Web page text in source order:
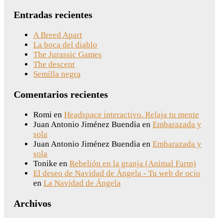
Entradas recientes
A Breed Apart
La boca del diablo
The Jurassic Games
The descent
Semilla negra
Comentarios recientes
Romi en Headspace interactivo. Relaja tu mente
Juan Antonio Jiménez Buendia en Embarazada y
sola
Juan Antonio Jiménez Buendia en Embarazada y
sola
Tonike en Rebelión en la granja (Animal Farm)
El deseo de Navidad de Ángela - Tu web de ocio
en La Navidad de Ángela
Archivos